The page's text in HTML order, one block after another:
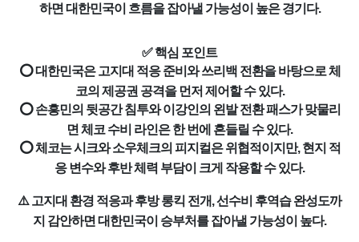
하면 대한민국이 흐름을 잡아낼 가능성이 높은 경기다.
✅ 핵심 포인트
⭕ 대한민국은 고지대 적응 준비와 쓰리백 전환을 바탕으로 체
코의 제공권 공격을 먼저 제어할 수 있다.
⭕ 손흥민의 뒷공간 침투와 이강인의 왼발 전환 패스가 맞물리
면 체코 수비 라인은 한 번에 흔들릴 수 있다.
⭕ 체코는 시크와 소우체크의 피지컬은 위협적이지만, 현지 적
응 변수와 후반 체력 부담이 크게 작용할 수 있다.
⚠️ 고지대 환경 적응과 후방 롱킥 전개, 선수비 후역습 완성도까
지 감안하면 대한민국이 승부처를 잡아낼 가능성이 높다.